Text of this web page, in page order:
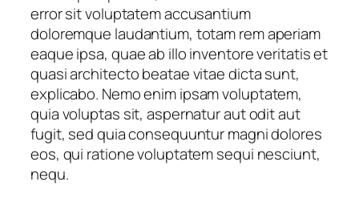
error sit voluptatem accusantium
doloremque laudantium, totam rem aperiam
eaque ipsa, quae ab illo inventore veritatis et
quasi architecto beatae vitae dicta sunt,
explicabo. Nemo enim ipsam voluptatem,
quia voluptas sit, aspernatur aut odit aut
fugit, sed quia consequuntur magni dolores
eos, qui ratione voluptatem sequi nesciunt,
nequ.